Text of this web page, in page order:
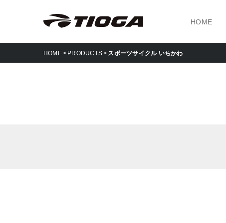
HOME
HOME PRODUCTS スポーツサイクル いちかわ